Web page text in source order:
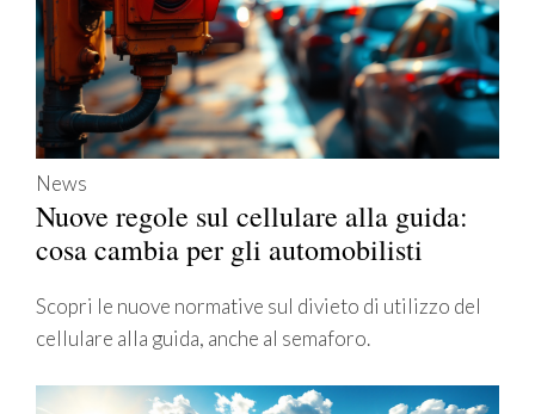
News
Nuove regole sul cellulare alla guida:
cosa cambia per gli automobilisti
Scopri le nuove normative sul divieto di utilizzo del
cellulare alla guida, anche al semaforo.